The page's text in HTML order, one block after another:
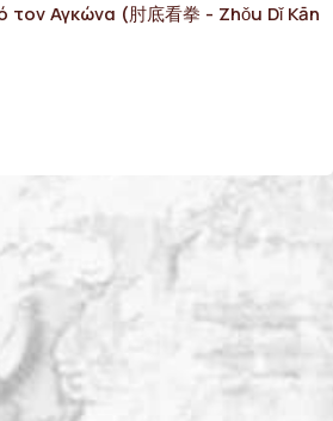
Αγκώνα (肘底看拳 - Zhǒu Dǐ Kān